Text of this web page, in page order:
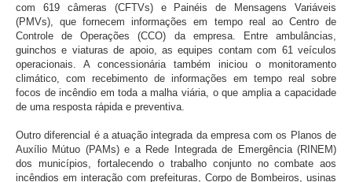
com 619 câmeras (CFTVs) e Painéis de Mensagens Variáveis
(PMVs), que fornecem informações em tempo real ao Centro de
Controle de Operações (CCO) da empresa. Entre ambulâncias,
guinchos e viaturas de apoio, as equipes contam com 61 veículos
operacionais. A concessionária também iniciou o monitoramento
climático, com recebimento de informações em tempo real sobre
focos de incêndio em toda a malha viária, o que amplia a capacidade
de uma resposta rápida e preventiva.
Outro diferencial é a atuação integrada da empresa com os Planos de
Auxílio Mútuo (PAMs) e a Rede Integrada de Emergência (RINEM)
dos municípios, fortalecendo o trabalho conjunto no combate aos
incêndios em interação com prefeituras, Corpo de Bombeiros, usinas